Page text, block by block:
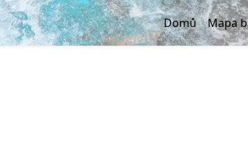
Domů Mapa